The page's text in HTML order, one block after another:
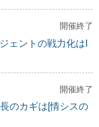
開催終了
ェントの戦力化はI
開催終了
のカギは[情シスの